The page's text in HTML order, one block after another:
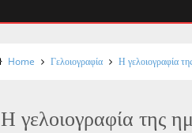
Home Γελοιογραφία Η γελοιογραφία
Η γελοιογραφία της